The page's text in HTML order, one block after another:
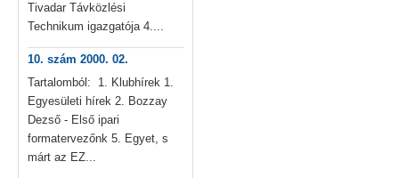
Tivadar Távközlési
Technikum igazgatója 4....
10. szám 2000. 02.
Tartalomból: 1. Klubhírek 1.
Egyesületi hírek 2. Bozzay
Dezső - Első ipari
formatervezőnk 5. Egyet, s
márt az EZ...